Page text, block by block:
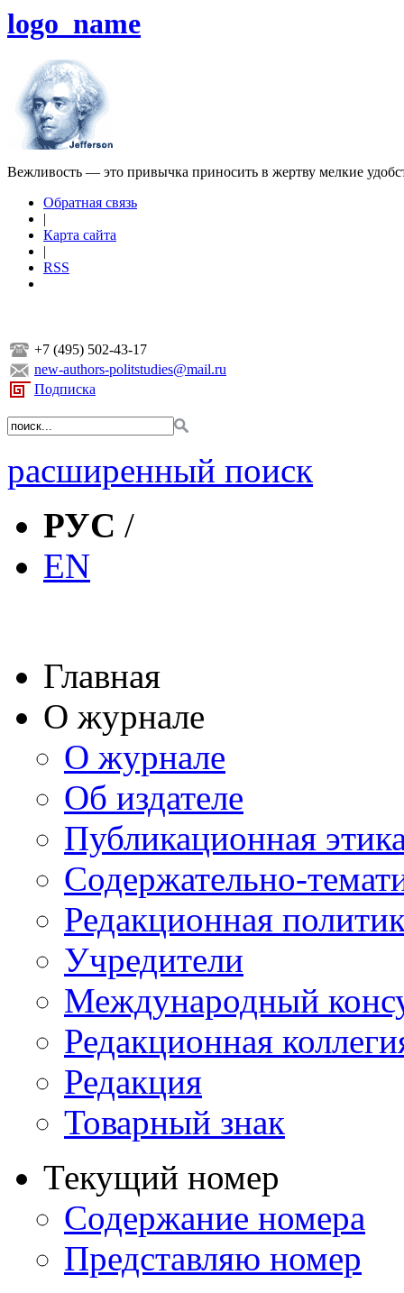
logo_name
Вежливость — это привычка приносить в жертву мелкие
Обратная связь
|
Карта сайта
|
RSS
+7 (495) 502-43-17
new-authors-politstudies@mail.ru
Подписка
расширенный поиск
РУС /
EN
Главная
О журнале
О журнале
Об издателе
Публикационная
Содержательно-
Редакционная
Учредители
Международный
Редакционная
Редакция
Товарный знак
Текущий номер
Содержание номера
Представляю номер